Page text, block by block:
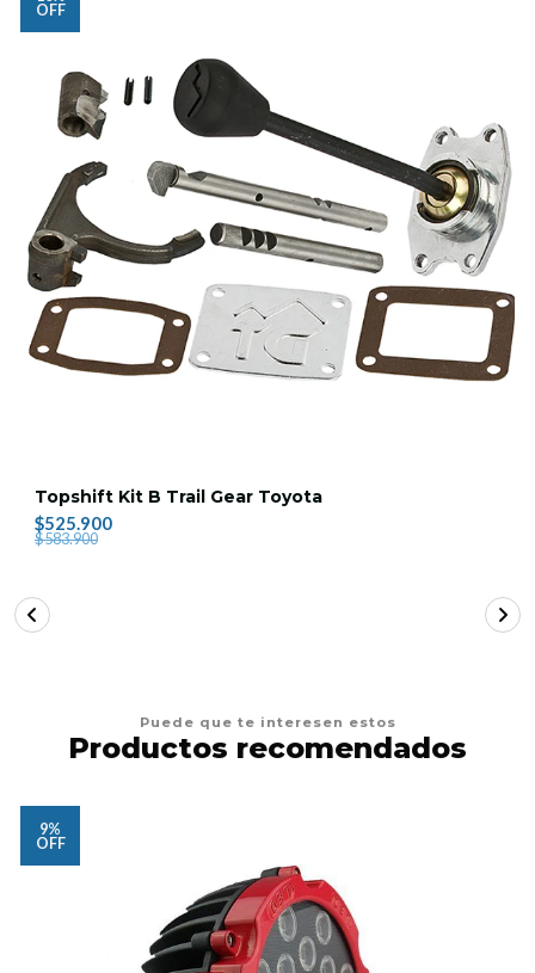
OFF
Topshift Kit B Trail Gear Toyota
$525.900
$583.900
Puede que te interesen estos
Productos recomendados
9%
OFF